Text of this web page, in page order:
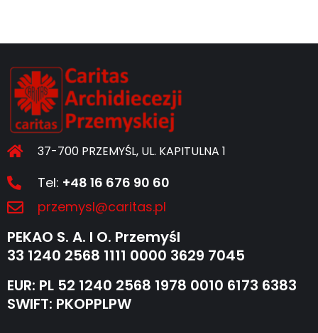
37-700 PRZEMYŚL, UL. KAPITULNA 1
Tel: +48 16 676 90 60
przemysl@caritas.pl
PEKAO S. A. I O. Przemyśl
33 1240 2568 1111 0000 3629 7045
EUR: PL 52 1240 2568 1978 0010 6173 6383
SWIFT: PKOPPLPW